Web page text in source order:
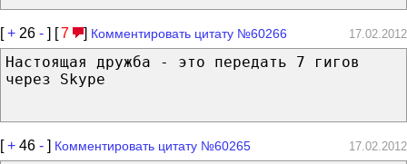
[+ 26 - ] [7 ] Комментировать цитату №60266 17.02.2012
Настоящая дружба - это передать 7 гигов
через Skype
[+ 46 - ] Комментировать цитату №60265 17.02.2012